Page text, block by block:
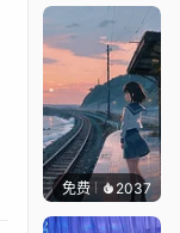
免费 2037辰东